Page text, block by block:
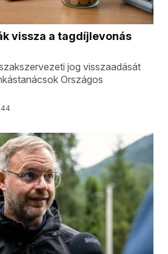
vissza a tagdíjlevonás
jog visszaadását
Országos